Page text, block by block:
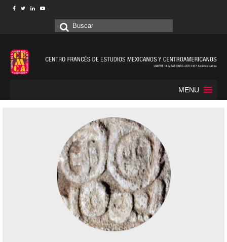
Buscar
MENU